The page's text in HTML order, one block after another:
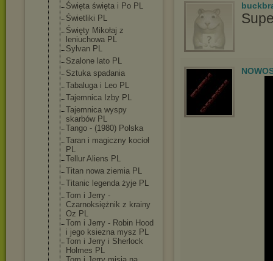
Święta święta i Po PL
Świetliki PL
Święty Mikołaj z
leniuchowa PL
Sylvan PL
Szalone lato PL
Sztuka spadania
Tabaluga i Leo PL
Tajemnica Izby PL
Tajemnica wyspy
skarbów PL
Tango - (1980) Polska
Taran i magiczny kocioł
PL
Tellur Aliens PL
Titan nowa ziemia PL
Titanic legenda żyje PL
Tom i Jerry -
Czarnoksiężnik z krainy
Oz PL
Tom i Jerry - Robin Hood
i jego ksiezna mysz PL
Tom i Jerry i Sherlock
Holmes PL